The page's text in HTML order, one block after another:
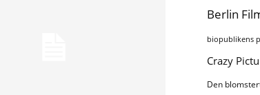
Berlin
biopublikens
Crazy
Den